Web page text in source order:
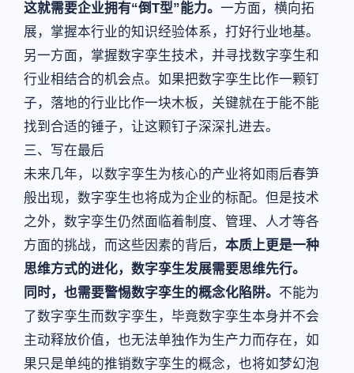
这就需要企业拥有“倒T型”能力。 一方面，横向拓
展，掌握本行业的知识经验体系，打好行业地基。
另一方面，掌握数字孪生技术，并寻找数字孪生和
行业相结合的机会点。如果把数字孪生比作一颗钉
子，落地的行业比作一块木板，关键就在于能不能
找到合适的锤子，让这颗钉子深深扎进去。
三、写在最后
未来几年，以数字孪生为核心的产业将如雨后春笋
般出现，数字孪生也将成为企业的标配。但是技术
之外，数字孪生仍然面临着制度、管理、人才等各
方面的挑战，而这些因素的背后， 本质上更是一种
思维方式的进化，数字孪生发展需要思维先行。
同时，也需要警惕数字孪生的概念化陷阱。 不能为
了数字孪生而数字孪生，毕竟数字孪生本身并不会
主动释放价值，也无法单独作为生产力而存在，如
果只是单纯的推销数字孪生的概念，也将如梦幻泡